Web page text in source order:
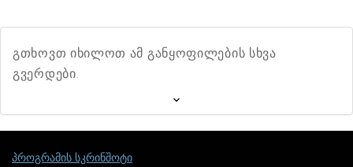
გთხოვთ იხილოთ ამ განყოფილების სხვა
გვერდები.
პროგრამის სკრინშოტი